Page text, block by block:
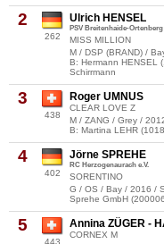
2
262
Ulrich HENSEL
PSV Breitenhaide-Ortenberg
MISS MILLION
M / DSP (BRAND) /
B: Hermann HENSEL
Schirrmann
3
438
Roger UMNUS
CLEAR LOVE Z
M / ZANG / Grey /
B: Martina LEHR
4
402
Jörne SPREHE
RC Herzogenaurach e.V.
SORENTINO
G / OS / Bay / 2016 /
Sprehe GmbH
5 Annina ZÜGER -
CORNEX M